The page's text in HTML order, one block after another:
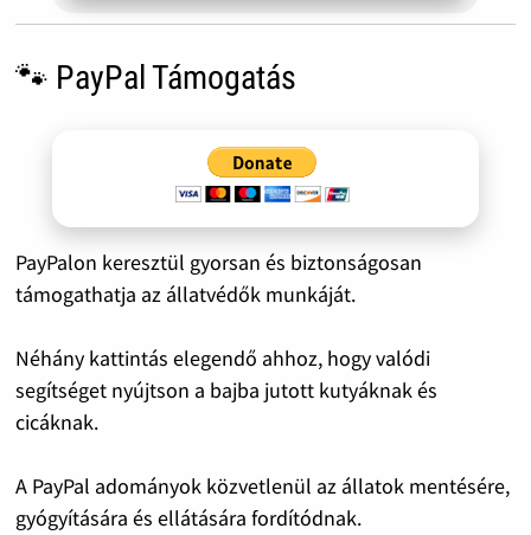
🐾 PayPal Támogatás
PayPalon keresztül gyorsan és biztonságosan
támogathatja az állatvédők munkáját.
Néhány kattintás elegendő ahhoz, hogy valódi
segítséget nyújtson a bajba jutott kutyáknak és
cicáknak.
A PayPal adományok közvetlenül az állatok mentésére,
gyógyítására és ellátására fordítódnak.